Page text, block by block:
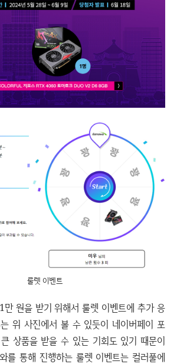
룰렛 이벤트
만 원을 받기 위해서 룰렛 이벤트에 추가 응
위 사진에서 볼 수 있듯이 네이버페이 포
상품을 받을 수 있는 기회도 있기 때문이
를 통해 진행하는 룰렛 이벤트는 컬러풀에